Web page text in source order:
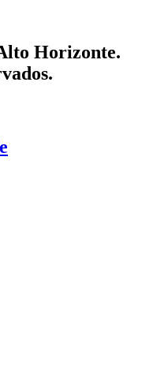
Horizonte.